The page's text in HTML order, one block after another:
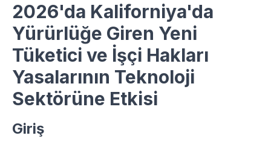
2026'da Kaliforniya'da
Yürürlüğe Giren Yeni
Tüketici ve İşçi Hakları
Yasalarının Teknoloji
Sektörüne Etkisi
Giriş